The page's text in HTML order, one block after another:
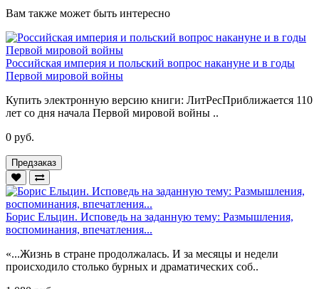
Вам также может быть интересно
Российская империя и польский вопрос накануне и в годы
Первой мировой войны
Купить электронную версию книги: ЛитРесПриближается 110
лет со дня начала Первой мировой войны ..
0 руб.
Предзаказ
Борис Ельцин. Исповедь на заданную тему: Размышления,
воспоминания, впечатления...
«...Жизнь в стране продолжалась. И за месяцы и недели
происходило столько бурных и драматических соб..